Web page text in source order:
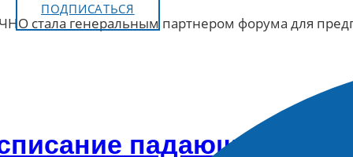
ПОДПИСАТЬСЯ
стала генеральным партнером форума для
падающих